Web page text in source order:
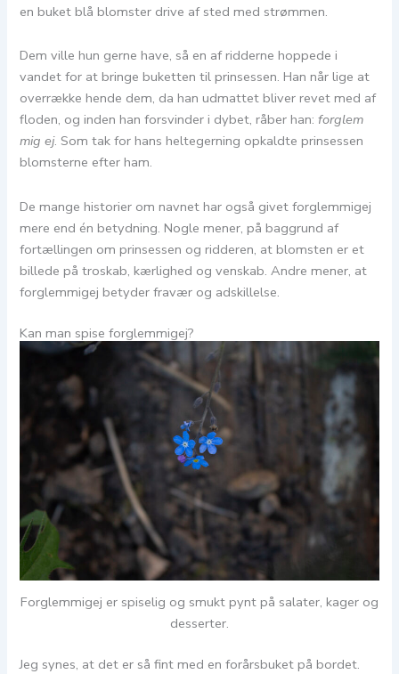
en buket blå blomster drive af sted med strømmen.
Dem ville hun gerne have, så en af ridderne hoppede i
vandet for at bringe buketten til prinsessen. Han når lige at
overrække hende dem, da han udmattet bliver revet med af
floden, og inden han forsvinder i dybet, råber han:forglem
mig ej. Som tak for hans heltegerning opkaldte prinsessen
blomsterne efter ham.
De mange historier om navnet har også givet forglemmigej
mere end én betydning. Nogle mener, på baggrund af
fortællingen om prinsessen og ridderen, at blomsten er et
billede på troskab, kærlighed og venskab. Andre mener, at
forglemmigej betyder fravær og adskillelse.
Kan man spise forglemmigej?
Forglemmigej er spiselig og smukt pynt på salater, kager og
desserter.
Jeg synes, at det er så fint med en forårsbuket på bordet.